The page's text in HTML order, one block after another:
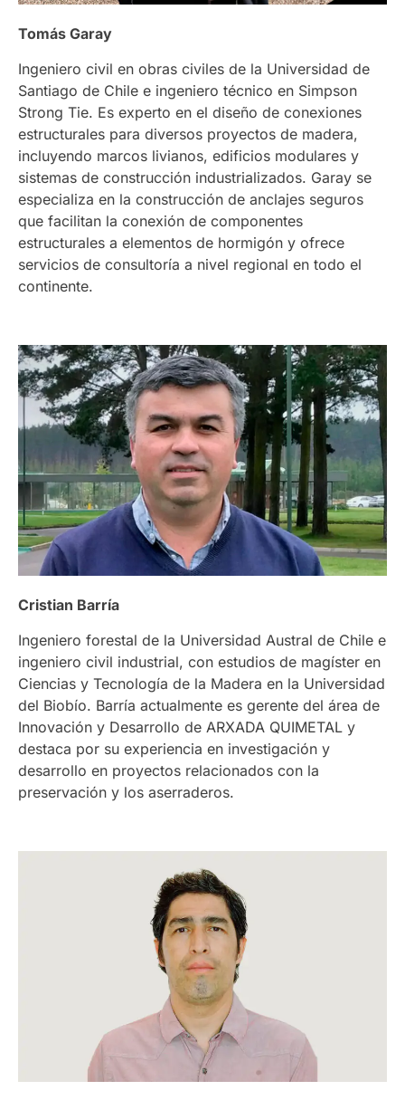
Tomás Garay
Ingeniero civil en obras civiles de la Universidad de
Santiago de Chile e ingeniero técnico en Simpson
Strong Tie. Es experto en el diseño de conexiones
estructurales para diversos proyectos de madera,
incluyendo marcos livianos, edificios modulares y
sistemas de construcción industrializados. Garay se
especializa en la construcción de anclajes seguros
que facilitan la conexión de componentes
estructurales a elementos de hormigón y ofrece
servicios de consultoría a nivel regional en todo el
continente.
Cristian Barría
Ingeniero forestal de la Universidad Austral de Chile e
ingeniero civil industrial, con estudios de magíster en
Ciencias y Tecnología de la Madera en la Universidad
del Biobío. Barría actualmente es gerente del área de
Innovación y Desarrollo de ARXADA QUIMETAL y
destaca por su experiencia en investigación y
desarrollo en proyectos relacionados con la
preservación y los aserraderos.